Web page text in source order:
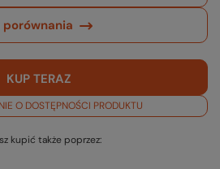
porównania
KUP TERAZ
O DOSTĘPNOŚCI PRODUKTU
kupić także poprzez: